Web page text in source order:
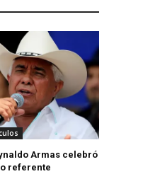
Armas celebró
referente